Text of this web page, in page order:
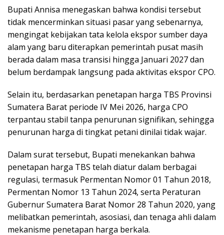
Bupati Annisa menegaskan bahwa kondisi tersebut
tidak mencerminkan situasi pasar yang sebenarnya,
mengingat kebijakan tata kelola ekspor sumber daya
alam yang baru diterapkan pemerintah pusat masih
berada dalam masa transisi hingga Januari 2027 dan
belum berdampak langsung pada aktivitas ekspor CPO.
Selain itu, berdasarkan penetapan harga TBS Provinsi
Sumatera Barat periode IV Mei 2026, harga CPO
terpantau stabil tanpa penurunan signifikan, sehingga
penurunan harga di tingkat petani dinilai tidak wajar.
Dalam surat tersebut, Bupati menekankan bahwa
penetapan harga TBS telah diatur dalam berbagai
regulasi, termasuk Permentan Nomor 01 Tahun 2018,
Permentan Nomor 13 Tahun 2024, serta Peraturan
Gubernur Sumatera Barat Nomor 28 Tahun 2020, yang
melibatkan pemerintah, asosiasi, dan tenaga ahli dalam
mekanisme penetapan harga berkala.